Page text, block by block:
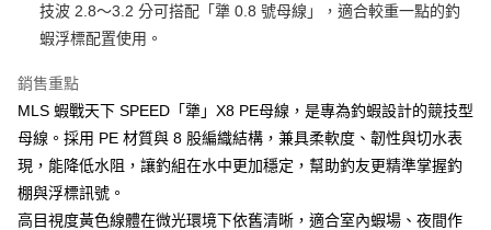
權轉讓予恩沛科技股份有限公司。
２．關於個人資料處理事宜，請瀏覽以下網址：
https://aftee.tw/terms/#terms3
「AFTEE先享後付」，若未經同意申辦者引起之損失，本公司不負相關責
任。
４．使用「AFTEE先享後付」時，將依據個別帳號之用戶狀況，依本公司即
時審查核予不同之上限額度；若仍有額度不足之情形，本公司將視審查結果
請求用戶進行身份認證。
５．嚴禁一人註冊多個帳號或使用他人資訊註冊。若發現惡意使用之情形，
每筆NT$100，滿NT$2,000(含以上)免運費
每筆NT$200，滿NT$2,000(含以上)免運費
貨到付款（門市自取請勿下單，請聯繫客服）
技波 2.8～3.2 分可搭配「犟 0.8 號母線」，適合較重一點的釣
蝦浮標配置使用。
銷售重點
MLS 蝦戰天下 SPEED「犟」X8 PE母線，是專為釣蝦設計的競技型
母線。採用 PE 材質與 8 股編織結構，兼具柔軟度、韌性與切水表
現，能降低水阻，讓釣組在水中更加穩定，幫助釣友更精準掌握釣
棚與浮標訊號。
高目視度黃色線體在微光環境下依舊清晰，適合室內蝦場、夜間作